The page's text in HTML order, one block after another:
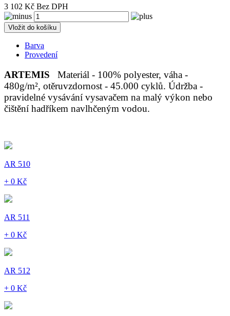
3 102 Kč Bez DPH
Vložit do košíku
Barva
Provedení
ARTEMIS
Materiál - 100% polyester, váha -
480g/m², otěruvzdornost - 45.000 cyklů. Údržba -
pravidelné vysávání vysavačem na malý výkon nebo
čištění hadříkem navlhčeným vodou.
AR 510
+ 0 Kč
AR 511
+ 0 Kč
AR 512
+ 0 Kč